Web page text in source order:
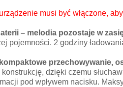
musi być włączone,
– melodia pozostaje w
pojemności. 2 godziny
przechowywanie,
dzięki czemu
pod wpływem nacisku.